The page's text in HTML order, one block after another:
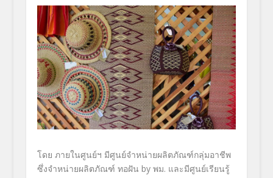
โดย ภายในศูนย์ฯ มีศูนย์จำหน่ายผลิตภัณฑ์กลุ่มอาชีพ
ซึ่งจำหน่ายผลิตภัณฑ์ ทอฝัน by พม. และมีศูนย์เรียนรู้